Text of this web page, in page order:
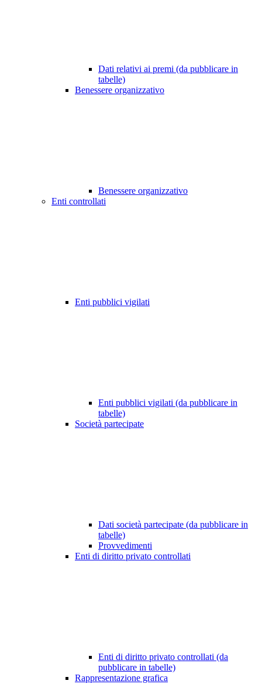
Dati relativi ai premi (da pubblicare in
tabelle)
Benessere organizzativo
Benessere organizzativo
Enti controllati
Enti pubblici vigilati
Enti pubblici vigilati (da pubblicare in
tabelle)
Società partecipate
Dati società partecipate (da pubblicare in
tabelle)
Provvedimenti
Enti di diritto privato controllati
Enti di diritto privato controllati (da
pubblicare in tabelle)
Rappresentazione grafica